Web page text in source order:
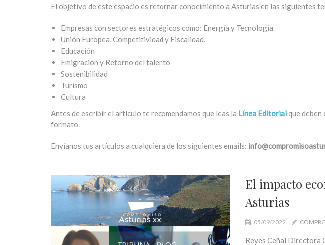
El objetivo de este espacio es retornar conocimiento a Asturias en las siguientes
Empresas con sectores estratégicos como: Energía y Tecnología
Unión Europea, Competitividad y Fiscalidad.
Educación
Emigración y Retorno del talento
Sostenibilidad
Turismo
Cultura
Antes de escribir el artículo te recomendamos que leas la Línea Editorialque deben
formato.
Envíanos tus artículos a cualquiera de los siguientes emails:
El impacto
Asturias
05/09/2022
Reyes Ceñal Directora